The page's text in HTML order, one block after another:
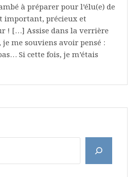
à préparer pour l’élu(e) de
important, précieux et
! […] Assise dans la verrière
me souviens avoir pensé :
Si cette fois, je m’étais